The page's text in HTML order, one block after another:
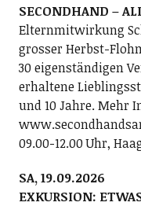
SECONDHAND –
Elternmitwirkung
grosser Herbst-
30 eigenständigen
erhaltene
und 10 Jahre. Mehr
09.00-12.00 Uhr,
SA, 19.09.2026
EXKURSION: